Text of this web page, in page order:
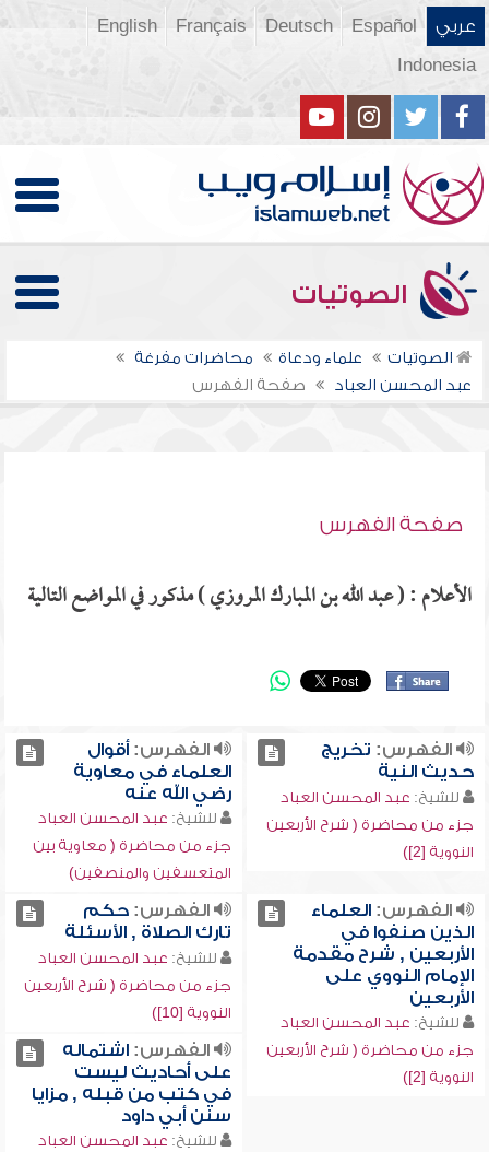
عربي Español
Deutsch
Français
English
Indonesia
الصوتيات
الصوتيات علماء ودعاة
محاضرات مفرغة
عبد المحسن العباد
صفحة الفهرس
صفحة الفهرس
الأعلام : ( عبد الله بن المبارك المروزي ) مذكور في المواضع التالية
الفهرس: تخريج
حديث النية
للشيخ: عبد المحسن العباد
جزء من محاضرة ( شرح الأربعين
النووية [2])
الفهرس:أقوال
العلماء في معاوية
رضي الله عنه
للشيخ: عبد المحسن العباد
جزء من محاضرة ( معاوية بين
المتعسفين والمنصفين)
الفهرس:العلماء
الذين صنفوا في
الأربعين , شرح مقدمة
الإمام النووي على
الأربعين
للشيخ: عبد المحسن العباد
جزء من محاضرة ( شرح الأربعين
النووية [2])
الفهرس:حكم
تارك الصلاة , الأسئلة
للشيخ: عبد المحسن العباد
جزء من محاضرة ( شرح الأربعين
النووية [10])
الفهرس:اشتماله
على أحاديث ليست
في كتب من قبله , مزايا
سنن أبي داود
للشيخ: عبد المحسن العباد